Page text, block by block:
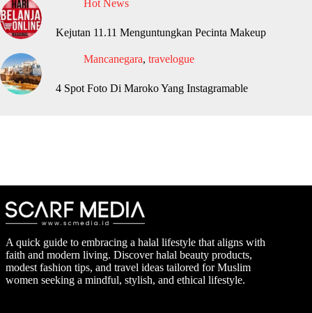
Hot News
Kejutan 11.11 Menguntungkan Pecinta Makeup
Mancanegara, travelogue
4 Spot Foto Di Maroko Yang Instagramable
A quick guide to embracing a halal lifestyle that aligns with
faith and modern living. Discover halal beauty products,
modest fashion tips, and travel ideas tailored for Muslim
women seeking a mindful, stylish, and ethical lifestyle.